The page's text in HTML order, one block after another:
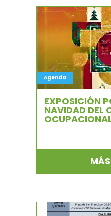
Agenda
EXPOSICIÓN
NAVIDAD DEL
OCUPACIONAL